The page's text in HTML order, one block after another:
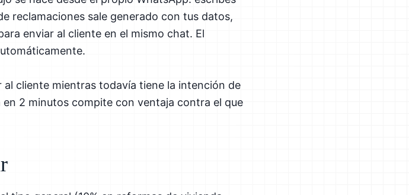
reclamaciones sale generado con tus datos,
enviar al cliente en el mismo chat. El
cliente mientras todavía tiene la intención de
2 minutos compite con ventaja contra el que